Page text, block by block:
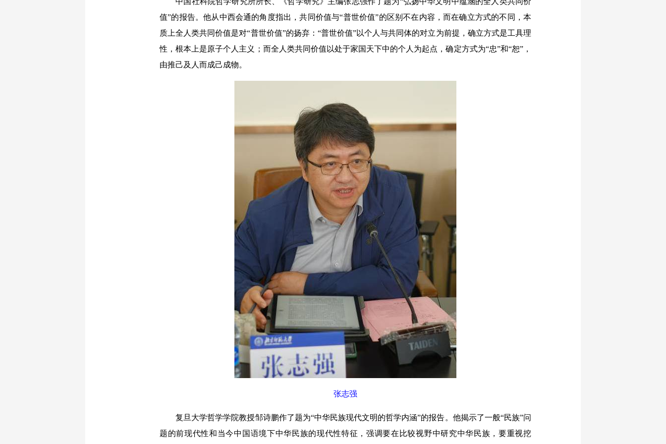
值”的报告。他从中西会通的角度指出，共同价值与“普世价值”的区别不在内容，而在确立方式的不同，本
质上全人类共同价值是对“普世价值”的扬弃：“普世价值”以个人与共同体的对立为前提，确立方式是工具理
性，根本上是原子个人主义；而全人类共同价值以处于家国天下中的个人为起点，确定方式为“忠”和“恕”，
由推己及人而成己成物。
张志强
复旦大学哲学学院教授邹诗鹏作了题为“中华民族现代文明的哲学内涵”的报告。他揭示了一般“民族”问
题的前现代性和当今中国语境下中华民族的现代性特征，强调要在比较视野中研究中华民族，要重视挖